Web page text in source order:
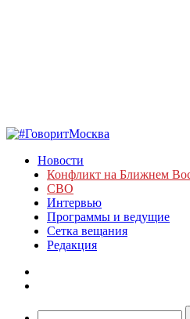
Новости
Конфликт на Ближнем
СВО
Интервью
Программы и ведущие
Сетка вещания
Редакция